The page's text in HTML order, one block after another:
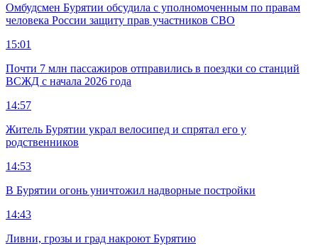
Омбудсмен Бурятии обсудила с уполномоченным по правам
человека России защиту прав участников СВО
15:01
Почти 7 млн пассажиров отправились в поездки со станций
ВСЖД с начала 2026 года
14:57
Житель Бурятии украл велосипед и спрятал его у
родственников
14:53
В Бурятии огонь уничтожил надворные постройки
14:43
Ливни, грозы и град накроют Бурятию